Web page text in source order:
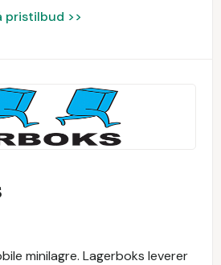
pristilbud >>
minilagre. Lagerboks leverer